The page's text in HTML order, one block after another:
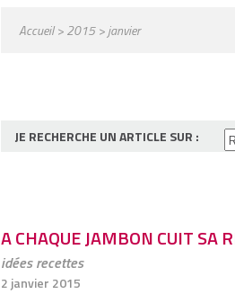
Accueil>2015> janvier
JE RECHERCHE UN ARTICLE SUR :
A CHAQUE JAMBON CUIT SA
idées recettes
2 janvier 2015